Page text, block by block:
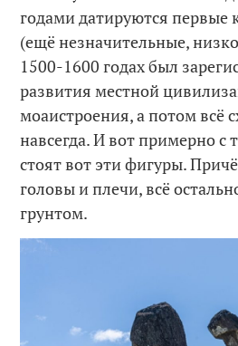
годами датируются первые
(ещё незначительные,
1500-1600 годах был
развития местной
моаистроения, а потом всё
навсегда. И вот примерно с
стоят вот эти фигуры.
головы и плечи, всё
грунтом.